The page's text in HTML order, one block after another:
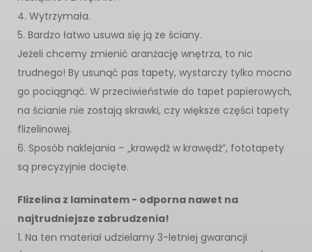
4. Wytrzymała.
5. Bardzo łatwo usuwa się ją ze ściany.
Jeżeli chcemy zmienić aranżację wnętrza, to nic
trudnego! By usunąć pas tapety, wystarczy tylko mocno
go pociągnąć. W przeciwieństwie do tapet papierowych,
na ścianie nie zostają skrawki, czy większe części tapety
flizelinowej.
6. Sposób naklejania – „krawędź w krawędź”, fototapety
są precyzyjnie docięte.
Flizelina z laminatem - odporna nawet na
najtrudniejsze zabrudzenia!
1. Na ten materiał udzielamy 3-letniej gwarancji